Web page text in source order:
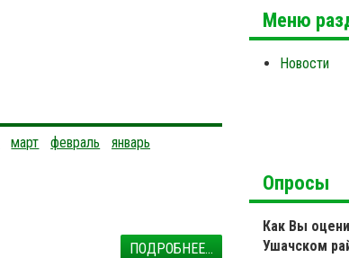
март февраль январь
ПОДРОБНЕЕ...
Меню
Новости
Опросы
Как Вы
Ушачском